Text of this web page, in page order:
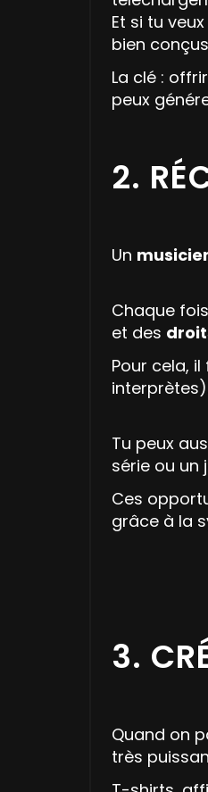
Et si tu
bien
La clé :
peux
2.
Un
Chaque
et des
Pour cela,
Tu peux
série ou un
Ces
grâce à la
3.
Quand on
très